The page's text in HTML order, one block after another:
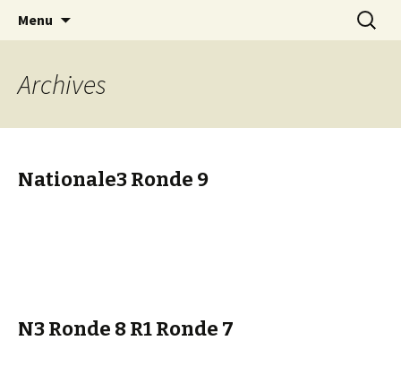
Club d échecs de l
agglomération
chambérienne
Les échecs pour tous
Menu
Archives
Nationale3 Ronde 9
N3 Ronde 8 R1 Ronde 7